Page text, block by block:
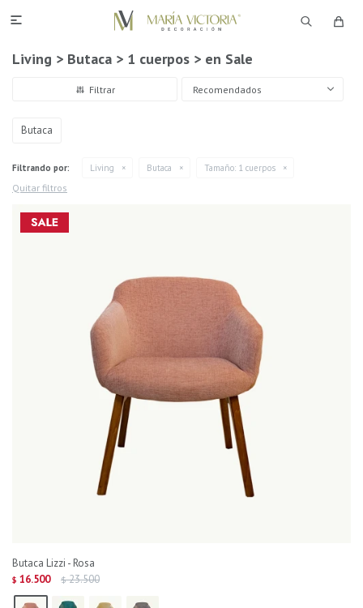

Living > Butaca > 1 cuerpos > en Sale
Recomendados
Butaca
Filtrando por: Living Butaca Tamaño: 1 cuerpos
Quitar filtros
Butaca Lizzi - Rosa
$ 16.500 $ 23.500